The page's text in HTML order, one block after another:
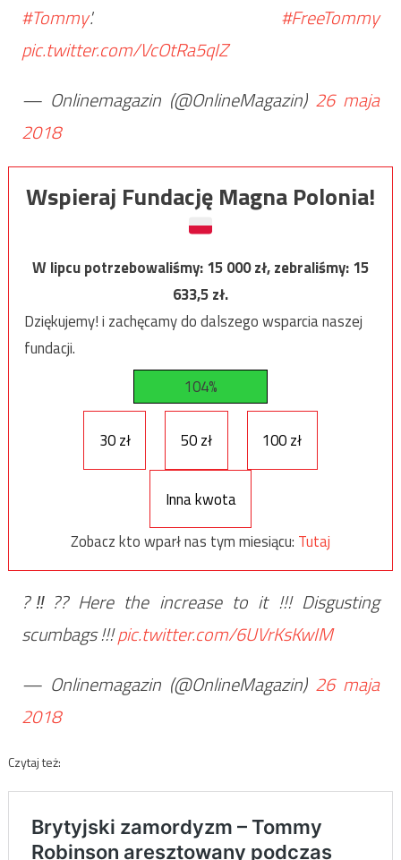
#Tommy'. #FreeTommy
pic.twitter.com/VcOtRa5qIZ
— Onlinemagazin (@OnlineMagazin) 26 maja
2018
Wspieraj Fundację Magna Polonia!
W lipcu potrzebowaliśmy:15 000zł, zebraliśmy:15
633,5zł.
Dziękujemy! i zachęcamy do dalszego wsparcia naszej
fundacji.
104%
30 zł 50 zł 100 zł
Inna kwota
Zobacz kto wparł nas tym miesiącu: Tutaj
?‼?? Here the increase to it !!! Disgusting
scumbags !!!pic.twitter.com/6UVrKsKwIM
— Onlinemagazin (@OnlineMagazin) 26 maja
2018
Czytaj też: